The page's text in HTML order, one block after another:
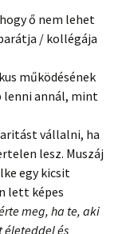
ő nem lehet
/ kollégája
működésének
lenni annál, mint
vállalni, ha
lesz. Muszáj
egy kicsit
lett képes
meg, ha te, aki
és